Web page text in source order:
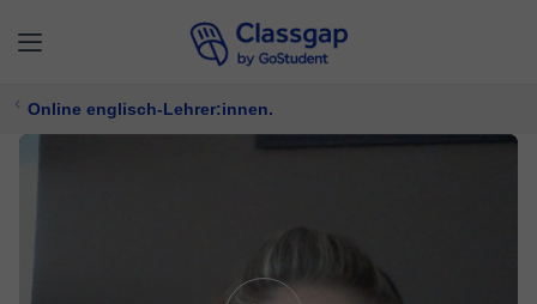
Online englisch-Lehrer:innen.